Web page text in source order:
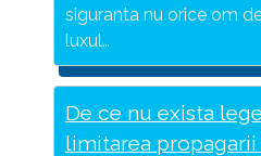
siguranta nu orice om
luxul…
De ce nu exista
limitarea